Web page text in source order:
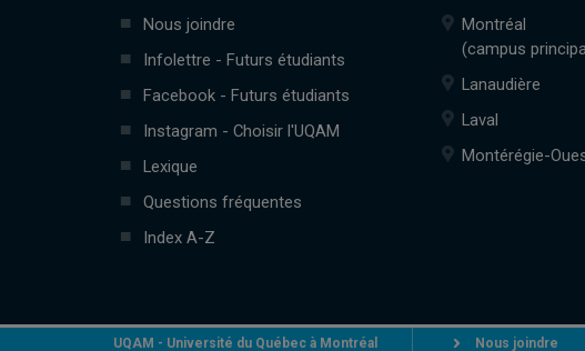
Nous joindre
Infolettre - Futurs étudiants
Facebook - Futurs étudiants
Instagram - Choisir l'UQAM
Lexique
Questions fréquentes
Index A-Z
Montréal
(campus
Lanaudière
Laval
Montérégie-
UQAM - Université du Québec à Montréal Nous joindre